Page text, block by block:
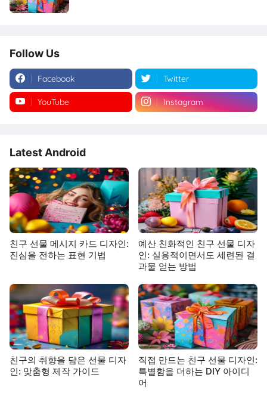
Follow Us
Facebook Twitter
YouTube Instagram
Latest Android
친구 선물 메시지 카드 디자인:
진심을 전하는 표현 기법
예산 친화적인 친구 선물 디자
인: 실용적이면서도 세련된 결
과물 얻는 방법
친구의 취향을 담은 선물 디자
인: 맞춤형 제작 가이드
직접 만드는 친구 선물 디자인:
특별함을 더하는 DIY 아이디
어